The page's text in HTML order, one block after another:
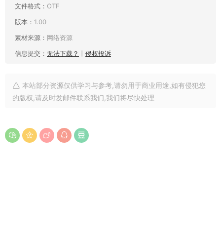
文件格式： OTF
版本： 1.00
素材来源： 网络资源
信息提交： 无法下载？ 侵权投诉
本站部分资源仅供学习与参考,请勿用于商业用途,如有侵犯您
的版权,请及时发邮件联系我们,我们将尽快处理